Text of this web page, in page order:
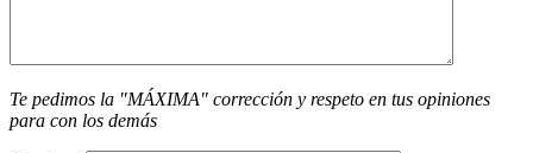
Te pedimos la "MÁXIMA" corrección y respeto en tus opiniones
para con los demás